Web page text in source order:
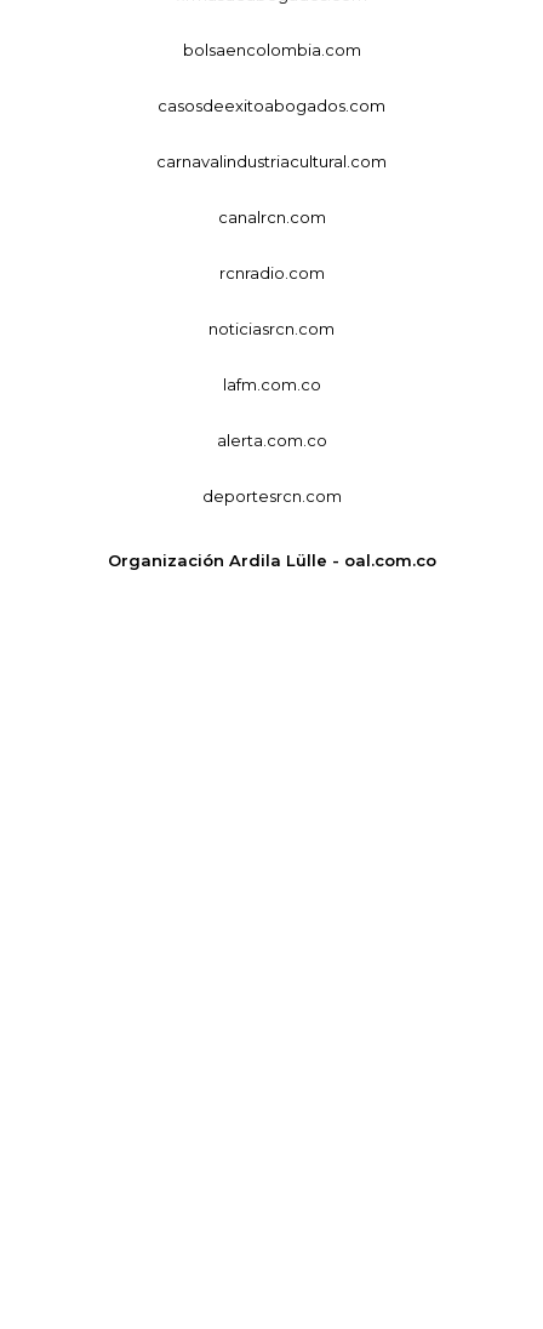
bolsaencolombia.com
casosdeexitoabogados.com
carnavalindustriacultural.com
canalrcn.com
rcnradio.com
noticiasrcn.com
lafm.com.co
alerta.com.co
deportesrcn.com
Organización Ardila Lülle - oal.com.co